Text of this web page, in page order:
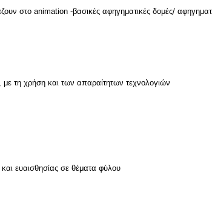
στο animation -βασικές αφηγηματικές δομές/
τη χρήση και των απαραίτητων τεχνολογιών
και ευαισθησίας σε θέματα φύλου